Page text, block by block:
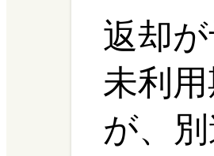
返却
未利
が、